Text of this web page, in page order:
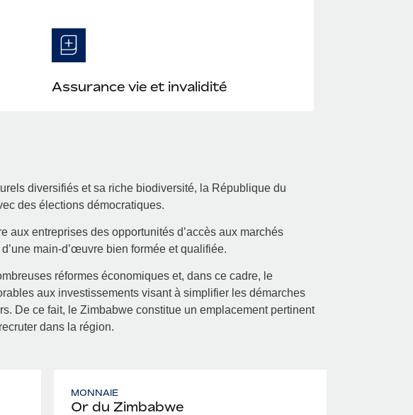
Assurance vie et invalidité
diversifiés et sa riche biodiversité, la République du
des élections démocratiques.
aux entreprises des opportunités d’accès aux marchés
main-d’œuvre bien formée et qualifiée.
réformes économiques et, dans ce cadre, le
aux investissements visant à simplifier les démarches
De ce fait, le Zimbabwe constitue un emplacement pertinent
dans la région.
MONNAIE
Or du Zimbabwe